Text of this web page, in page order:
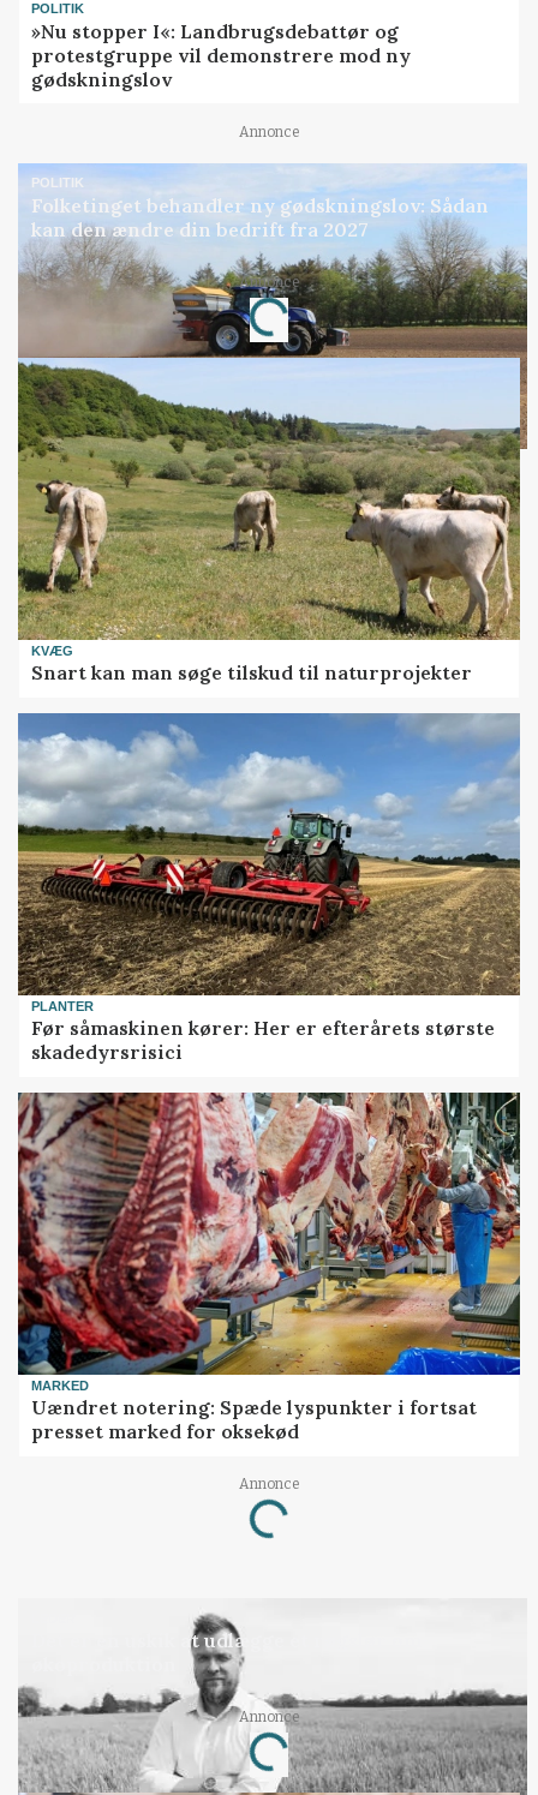
POLITIK
»Nu stopper I«: Landbrugsdebattør og
protestgruppe vil demonstrere mod ny
gødskningslov
Annonce
POLITIK
Folketinget behandler ny gødskningslov: Sådan
kan den ændre din bedrift fra 2027
Annonce
Loading...
KVÆG
Snart kan man søge tilskud til naturprojekter
PLANTER
Før såmaskinen kører: Her er efterårets største
skadedyrsrisici
MARKED
Uændret notering: Spæde lyspunkter i fortsat
presset marked for oksekød
Annonce
Loading...
Det er en uskik at udlægge et røgslør om
Annonce
Loading...